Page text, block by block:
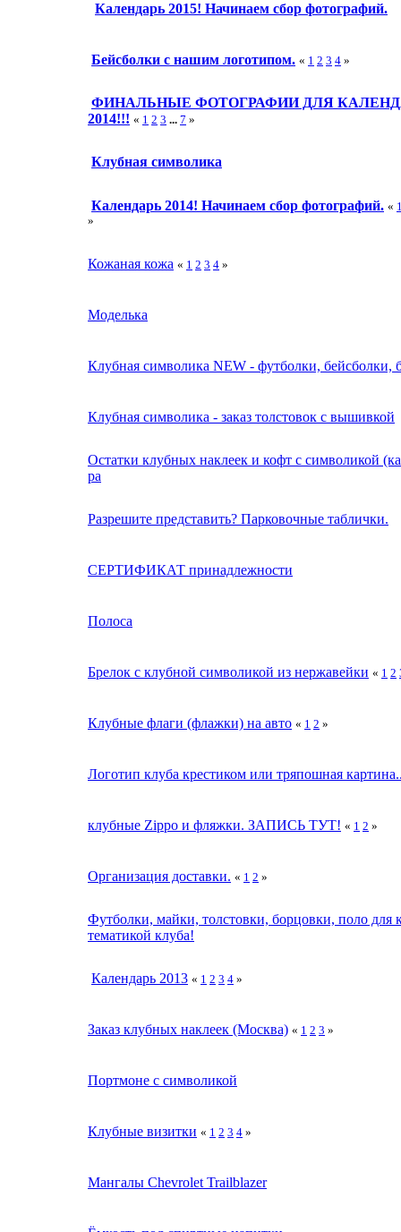
Календарь 2015! Начинаем сбор фотографий.
Бейсболки с нашим логотипом. « 1 2 3 4 »
ФИНАЛЬНЫЕ ФОТОГРАФИИ ДЛЯ
2014!!! « 1 2 3 ... 7 »
Клубная символика
Календарь 2014! Начинаем сбор фотографий. «
»
Кожаная кожа « 1 2 3 4 »
Моделька
Клубная символика NEW - футболки, бейсболки,
Клубная символика - заказ толстовок с вышивкой
Остатки клубных наклеек и кофт с символикой
ра
Разрешите представить? Парковочные таблички.
СЕРТИФИКАТ принадлежности
Полоса
Брелок с клубной символикой из нержавейки « 1 2
Клубные флаги (флажки) на авто « 1 2 »
Логотип клуба крестиком или тряпошная
клубные Zippo и фляжки. ЗАПИСЬ ТУТ! « 1 2 »
Организация доставки. « 1 2 »
Футболки, майки, толстовки, борцовки, поло для
тематикой клуба!
Календарь 2013 « 1 2 3 4 »
Заказ клубных наклеек (Москва) « 1 2 3 »
Портмоне с символикой
Клубные визитки « 1 2 3 4 »
Мангалы Chevrolet Trailblazer